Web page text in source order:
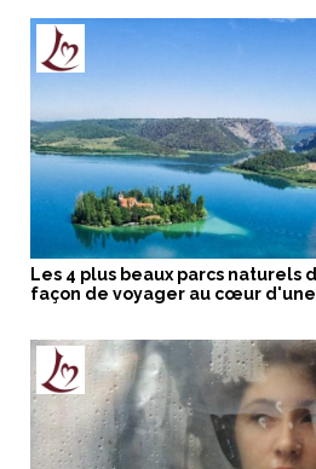
Les 4 plus beaux parcs naturels
façon de voyager au cœur